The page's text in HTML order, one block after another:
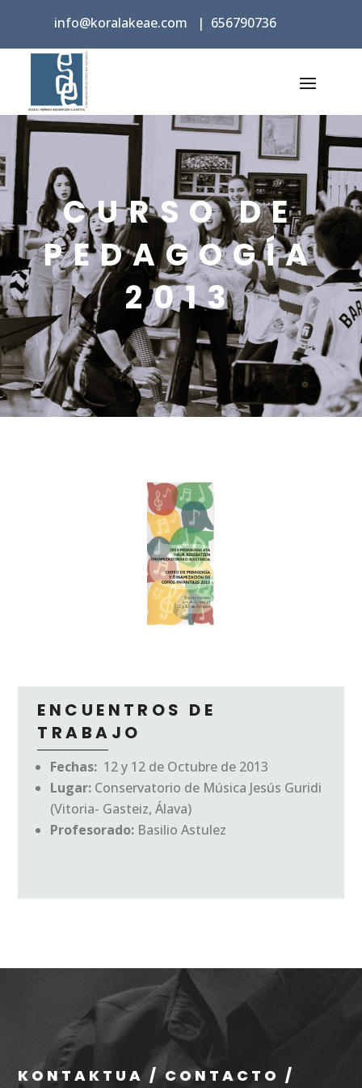
info@koralakeae.com | 656790736
CURSO DE
PEDAGOGÍA
2013
ENCUENTROS DE
TRABAJO
Fechas: 12 y 12 de Octubre de 2013
Lugar: Conservatorio de Música Jesús Guridi
(Vitoria- Gasteiz, Álava)
Profesorado: Basilio Astulez
KONTAKTUA / CONTACTO /